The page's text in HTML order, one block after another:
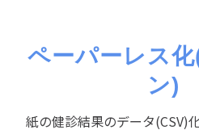
ペーパーレス
ン)
紙の健診結果のデータ(CSV)